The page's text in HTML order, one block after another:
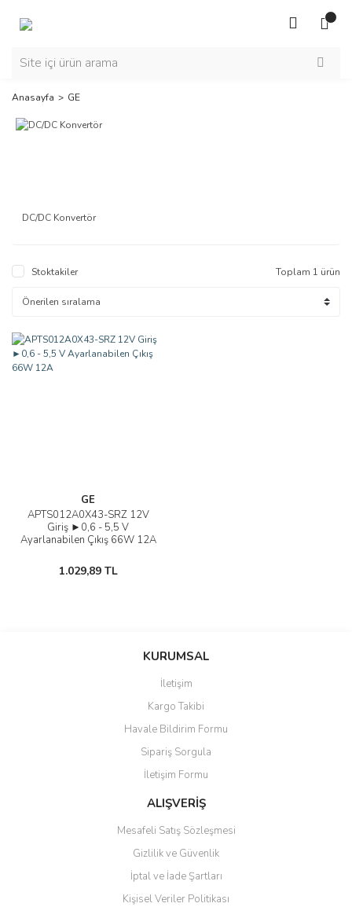
Anasayfa GE
DC/DC Konvertör
Stoktakiler Toplam 1 ürün
GE
APTS012A0X43-SRZ 12V
Giriş ►0,6 - 5,5 V
Ayarlanabilen Çıkış 66W 12A
1.029,89 TL
KURUMSAL
İletişim
Kargo Takibi
Havale Bildirim Formu
Sipariş Sorgula
İletişim Formu
ALIŞVERİŞ
Mesafeli Satış Sözleşmesi
Gizlilik ve Güvenlik
İptal ve İade Şartları
Kişisel Veriler Politikası